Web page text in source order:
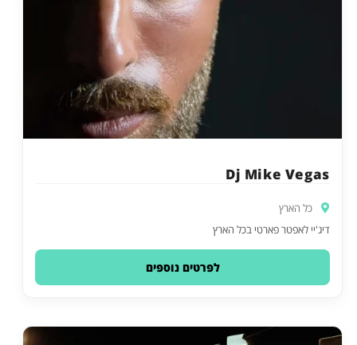
Dj Mike Vegas
כל הארץ
דיג'יי לאפטר פארטי בכל הארץ
לפרטים נוספים